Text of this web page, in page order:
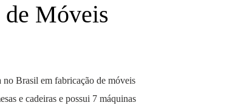
Móveis
no Brasil em fabricação de móveis
e cadeiras e possui 7 máquinas